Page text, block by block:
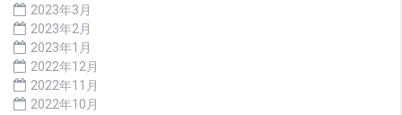
2023年3月
2023年2月
2023年1月
2022年12月
2022年11月
2022年10月